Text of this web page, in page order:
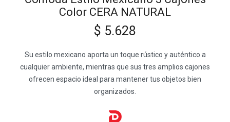
Color CERA NATURAL
$ 5.628
Su estilo mexicano aporta un toque rústico y auténtico a
cualquier ambiente, mientras que sus tres amplios cajones
ofrecen espacio ideal para mantener tus objetos bien
organizados.